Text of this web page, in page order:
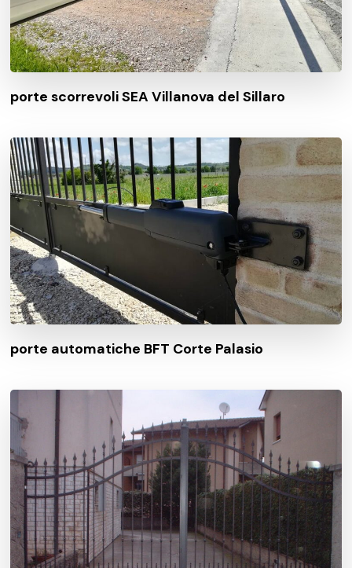
porte scorrevoli SEA Villanova del Sillaro
porte automatiche BFT Corte Palasio